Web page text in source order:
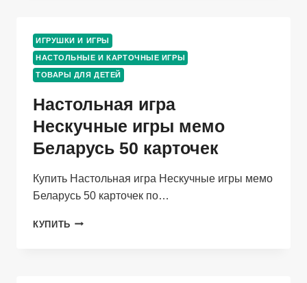
ПОГРЕМУШКОЙ
НА
КРОВАТКУ/
КОЛЯСКУ
ПУША»
ИГРУШКИ И ИГРЫ
НАСТОЛЬНЫЕ И КАРТОЧНЫЕ ИГРЫ
ТОВАРЫ ДЛЯ ДЕТЕЙ
Настольная игра
Нескучные игры мемо
Беларусь 50 карточек
Купить Настольная игра Нескучные игры мемо
Беларусь 50 карточек по…
КУПИТЬ НАСТОЛЬНАЯ